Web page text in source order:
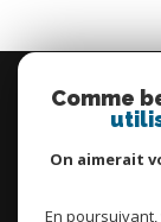
Comme
On aimerait
En